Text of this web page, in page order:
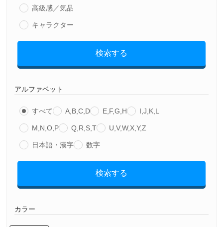
高級感／気品
キャラクター
検索する
アルファベット
すべて A,B,C,D E,F,G,H I,J,K,L
M,N,O,P Q,R,S,T U,V,W,X,Y,Z
日本語・漢字 数字
検索する
カラー